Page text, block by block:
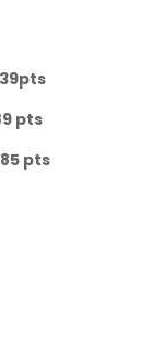
pts
pts